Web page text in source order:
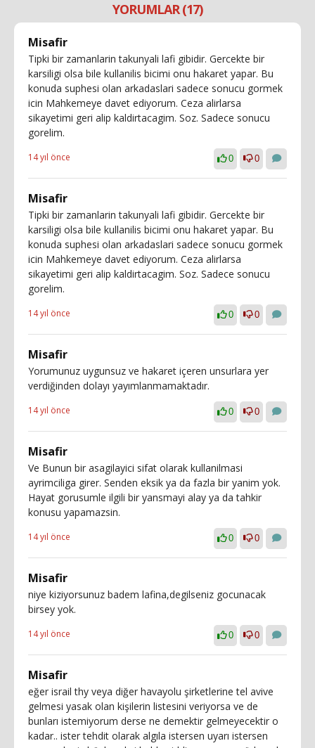
YORUMLAR (17)
Misafir
Tipki bir zamanlarin takunyali lafi gibidir. Gercekte bir
karsiligi olsa bile kullanilis bicimi onu hakaret yapar. Bu
konuda suphesi olan arkadaslari sadece sonucu gormek
icin Mahkemeye davet ediyorum. Ceza alirlarsa
sikayetimi geri alip kaldirtacagim. Soz. Sadece sonucu
gorelim.
14 yıl önce 0 0
Misafir
Tipki bir zamanlarin takunyali lafi gibidir. Gercekte bir
karsiligi olsa bile kullanilis bicimi onu hakaret yapar. Bu
konuda suphesi olan arkadaslari sadece sonucu gormek
icin Mahkemeye davet ediyorum. Ceza alirlarsa
sikayetimi geri alip kaldirtacagim. Soz. Sadece sonucu
gorelim.
14 yıl önce 0 0
Misafir
Yorumunuz uygunsuz ve hakaret içeren unsurlara yer
verdiğinden dolayı yayımlanmamaktadır.
14 yıl önce 0 0
Misafir
Ve Bunun bir asagilayici sifat olarak kullanilmasi
ayrimciliga girer. Senden eksik ya da fazla bir yanim yok.
Hayat gorusumle ilgili bir yansmayi alay ya da tahkir
konusu yapamazsin.
14 yıl önce 0 0
Misafir
niye kiziyorsunuz badem lafina,degilseniz gocunacak
birsey yok.
14 yıl önce 0 0
Misafir
eğer israil thy veya diğer havayolu şirketlerine tel avive
gelmesi yasak olan kişilerin listesini veriyorsa ve de
bunları istemiyorum derse ne demektir gelmeyecektir o
kadar.. ister tehdit olarak algıla istersen uyarı istersen